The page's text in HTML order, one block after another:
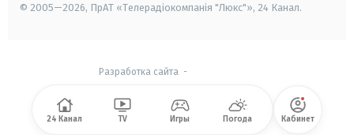
© 2005—2026, ПрАТ «Телерадіокомпанія "Люкс"», 24 Канал.
Разработка сайта -
24 Канал TV Игры Погода Кабинет